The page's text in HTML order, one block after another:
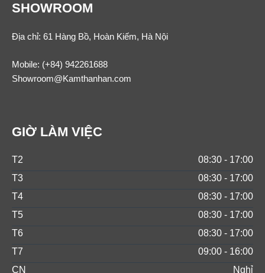
SHOWROOM
Địa chỉ: 61 Hàng Bồ, Hoàn Kiếm, Hà Nội
Mobile: (+84) 942261688
Showroom@Kamthanhan.com
GIỜ LÀM VIỆC
T2
08:30 - 17:00
T3
08:30 - 17:00
T4
08:30 - 17:00
T5
08:30 - 17:00
T6
08:30 - 17:00
T7
09:00 - 16:00
CN
Nghỉ